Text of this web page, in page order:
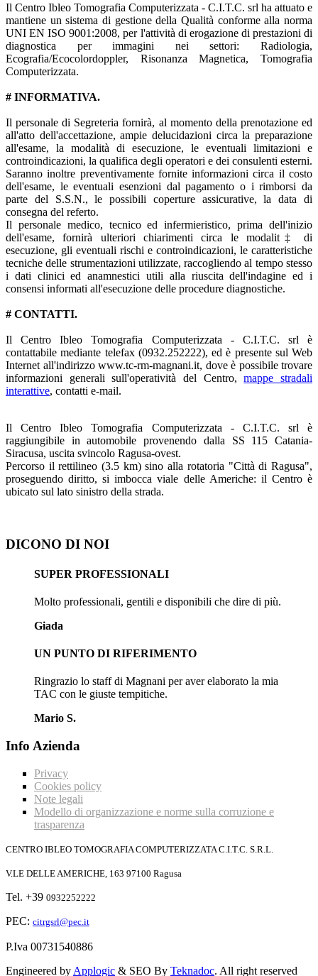
Il Centro Ibleo Tomografia Computerizzata - C.I.T.C. srl ha attuato e
mantiene un sistema di gestione della Qualità conforme alla norma
UNI EN ISO 9001:2008, per l'attività di erogazione di prestazioni di
diagnostica per immagini nei settori: Radiologia,
Ecografia/Ecocolordoppler, Risonanza Magnetica, Tomografia
Computerizzata.
# INFORMATIVA.
Il personale di Segreteria fornirà, al momento della prenotazione ed
all'atto dell'accettazione, ampie delucidazioni circa la preparazione
all'esame, la modalità di esecuzione, le eventuali limitazioni e
controindicazioni, la qualifica degli operatori e dei consulenti esterni.
Saranno inoltre preventivamente fornite informazioni circa il costo
dell'esame, le eventuali esenzioni dal pagamento o i rimborsi da
parte del S.S.N., le possibili coperture assicurative, la data di
consegna del referto.
Il personale medico, tecnico ed infermieristico, prima dell'inizio
dell'esame, fornirà ulteriori chiarimenti circa le modalit‡ di
esecuzione, gli eventuali rischi e controindicazioni, le caratteristiche
tecniche delle strumentazioni utilizzate, raccogliendo al tempo stesso
i dati clinici ed anamnestici utili alla riuscita dell'indagine ed i
consensi informati all'esecuzione delle procedure diagnostiche.
# CONTATTI.
Il Centro Ibleo Tomografia Computerizzata - C.I.T.C. srl è
contattabile mediante telefax (0932.252222), ed è presente sul Web
Internet all'indirizzo www.tc-rm-magnani.it, dove è possibile trovare
informazioni generali sull'operatività del Centro,mappe stradali
interattive, contatti e-mail.
Il Centro Ibleo Tomografia Computerizzata - C.I.T.C. srl è
raggiungibile in automobile provenendo dalla SS 115 Catania-
Siracusa, uscita svincolo Ragusa-ovest.
Percorso il rettilineo (3.5 km) sino alla rotatoria "Città di Ragusa",
proseguendo diritto, si imbocca viale delle Americhe: il Centro è
ubicato sul lato sinistro della strada.
DICONO DI NOI
SUPER PROFESSIONALI
Molto professionali, gentili e disponibili che dire di più.
Giada
UN PUNTO DI RIFERIMENTO
Ringrazio lo staff di Magnani per aver elaborato la mia
TAC con le giuste tempitiche.
Mario S.
Info Azienda
Privacy
Cookies policy
Note legali
Modello di organizzazione e norme sulla corruzione e
trasparenza
CENTRO IBLEO TOMOGRAFIA COMPUTERIZZATA C.I.T.C. S.R.L.
V.LE DELLE AMERICHE, 163 97100 Ragusa
Tel. +39 0932252222
PEC: citrgsrl@pec.it
P.Iva 00731540886
Engineered by Applogic & SEO By Teknadoc. All right reserved